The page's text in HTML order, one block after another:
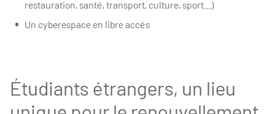
restauration, santé, transport, culture, sport…)
Un cyberespace en libre accès
Étudiants étrangers, un lieu